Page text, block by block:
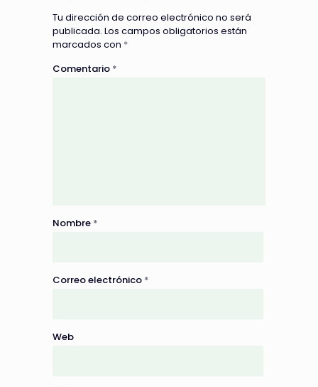
Tu dirección de correo electrónico no será
publicada. Los campos obligatorios están
marcados con *
Comentario *
Nombre *
Correo electrónico *
Web